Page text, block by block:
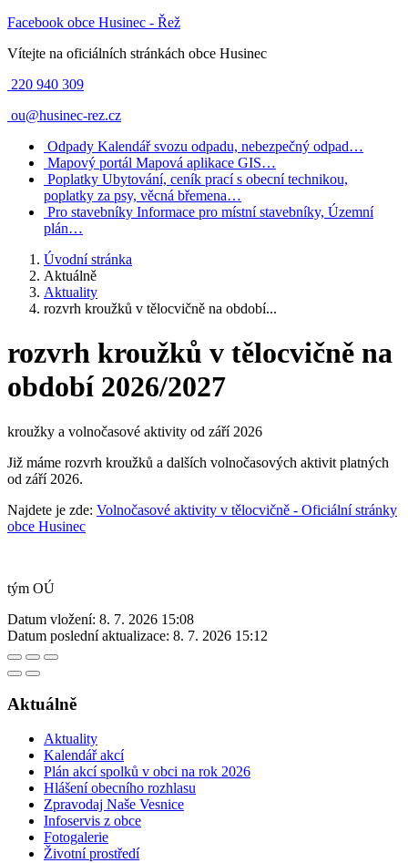
Facebook obce Husinec - Řež
Vítejte na oficiálních stránkách obce Husinec
220 940 309
ou@husinec-rez.cz
Odpady Kalendář svozu odpadu, nebezpečný odpad…
Mapový portál Mapová aplikace GIS…
Poplatky Ubytování, ceník prací s obecní technikou,
poplatky za psy, věcná břemena…
Pro stavebníky Informace pro místní stavebníky, Územní
plán…
Úvodní stránka
Aktuálně
Aktuality
rozvrh kroužků v tělocvičně na období...
rozvrh kroužků v tělocvičně na
období 2026/2027
kroužky a volnočasové aktivity od září 2026
Již máme rozvrh kroužků a dalších volnočasových aktivit platných
od září 2026.
Najdete je zde: Volnočasové aktivity v tělocvičně - Oficiální stránky
obce Husinec
tým OÚ
Datum vložení: 8. 7. 2026 15:08
Datum poslední aktualizace: 8. 7. 2026 15:12
Aktuálně
Aktuality
Kalendář akcí
Plán akcí spolků v obci na rok 2026
Hlášení obecního rozhlasu
Zpravodaj Naše Vesnice
Infoservis z obce
Fotogalerie
Životní prostředí